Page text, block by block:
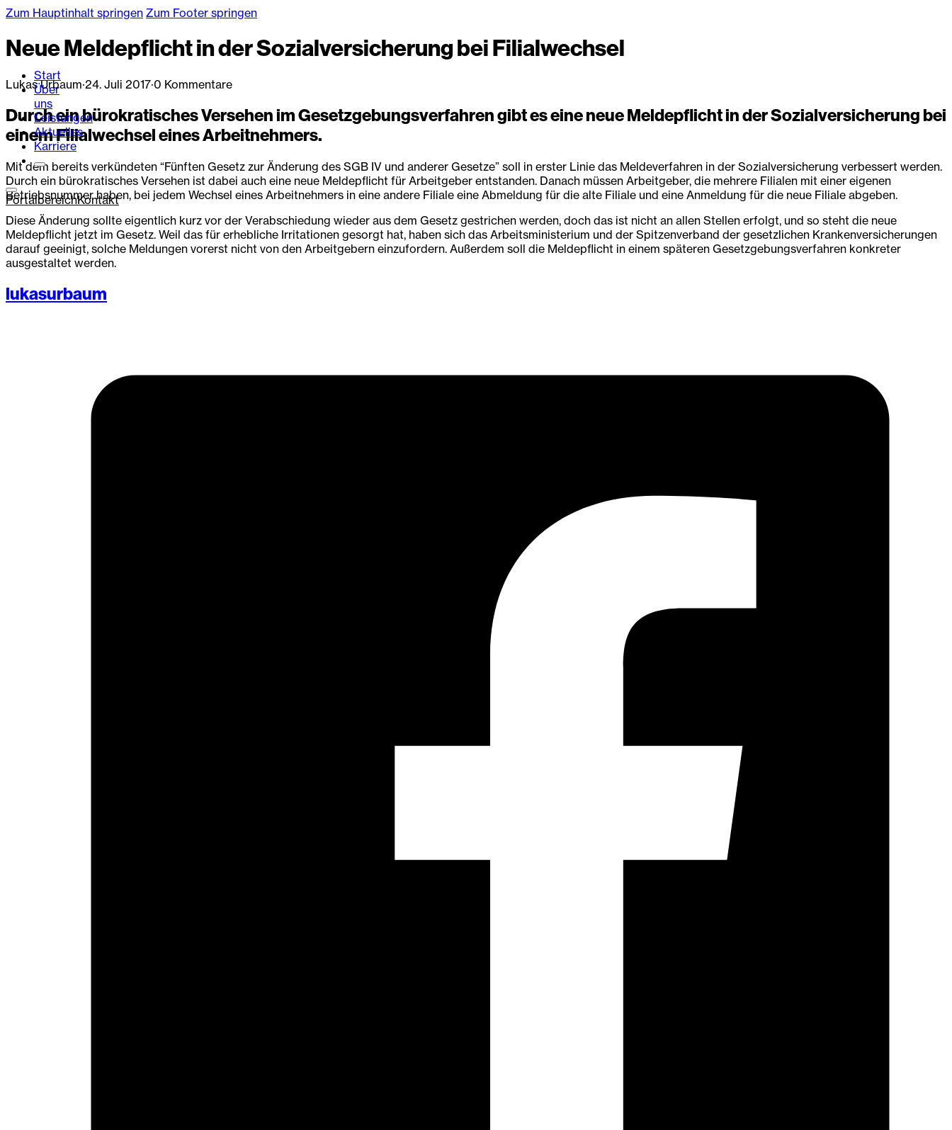
Zum Hauptinhalt springen Zum Footer springen
Start
Über
uns
Leistungen
Aktuelles
Karriere
PortalbereichKontakt
Neue Meldepflicht in der Sozialversicherung bei Filialwechsel
Lukas Urbaum·24. Juli 2017·0 Kommentare
Durch ein bürokratisches Versehen im Gesetzgebungsverfahren gibt es eine neue Meldepflicht in der Sozialversicherung bei
einem Filialwechsel eines Arbeitnehmers.
Mit dem bereits verkündeten “Fünften Gesetz zur Änderung des SGB IV und anderer Gesetze” soll in erster Linie das Meldeverfahren in der Sozialversicherung verbessert werden.
Durch ein bürokratisches Versehen ist dabei auch eine neue Meldepflicht für Arbeitgeber entstanden. Danach müssen Arbeitgeber, die mehrere Filialen mit einer eigenen
Betriebsnummer haben, bei jedem Wechsel eines Arbeitnehmers in eine andere Filiale eine Abmeldung für die alte Filiale und eine Anmeldung für die neue Filiale abgeben.
Diese Änderung sollte eigentlich kurz vor der Verabschiedung wieder aus dem Gesetz gestrichen werden, doch das ist nicht an allen Stellen erfolgt, und so steht die neue
Meldepflicht jetzt im Gesetz. Weil das für erhebliche Irritationen gesorgt hat, haben sich das Arbeitsministerium und der Spitzenverband der gesetzlichen Krankenversicherungen
darauf geeinigt, solche Meldungen vorerst nicht von den Arbeitgebern einzufordern. Außerdem soll die Meldepflicht in einem späteren Gesetzgebungsverfahren konkreter
ausgestaltet werden.
lukasurbaum